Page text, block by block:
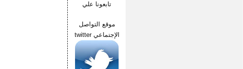
تابعونا علي
موقع التواصل
الإجتماعي twitter